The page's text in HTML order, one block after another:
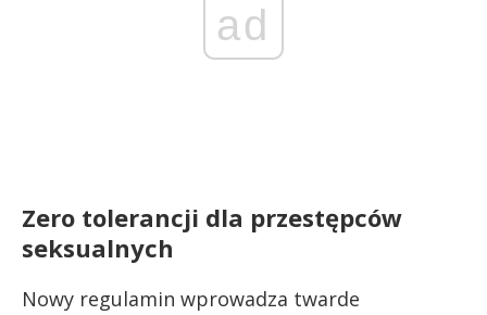
ad
Zero tolerancji dla przestępców
seksualnych
Nowy regulamin wprowadza twarde